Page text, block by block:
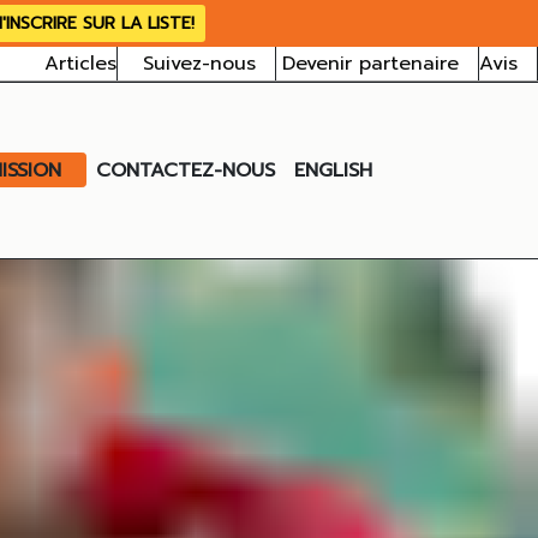
SUR LA LISTE!
Articles Suivez-nous Devenir partenaire Avis
CONTACTEZ-NOUS ENGLISH